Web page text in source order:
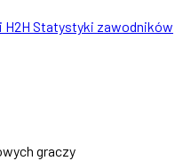
H2H Statystyki zawodników
graczy